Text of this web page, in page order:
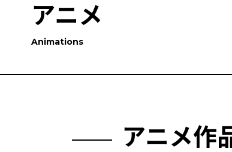
アニメ
Animations
アニメ作